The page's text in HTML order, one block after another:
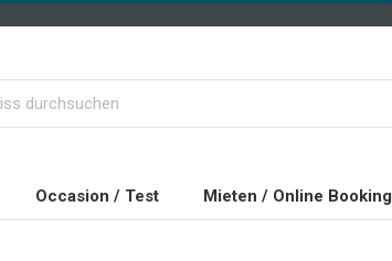
Occasion / Test Mieten / Online Booking